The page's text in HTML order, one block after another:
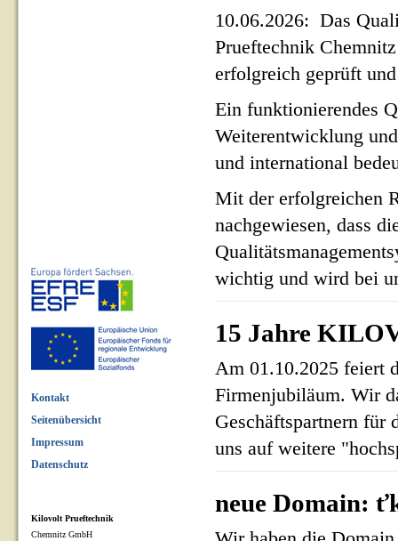
10.06.2026: Das
Prueftechnik
erfolgreich geprüft
Ein funktionierendes
Weiterentwicklung
und international
Mit der erfolgreichen
nachgewiesen, dass
wichtig und wird bei
15 Jahre
Am 01.10.2025 feiert
Firmenjubiläum. Wir
Geschäftspartnern für
uns auf weitere
neue Domain:
Kontakt
Seitenübersicht
Impressum
Datenschutz
Kilovolt Prueftechnik
Chemnitz GmbH